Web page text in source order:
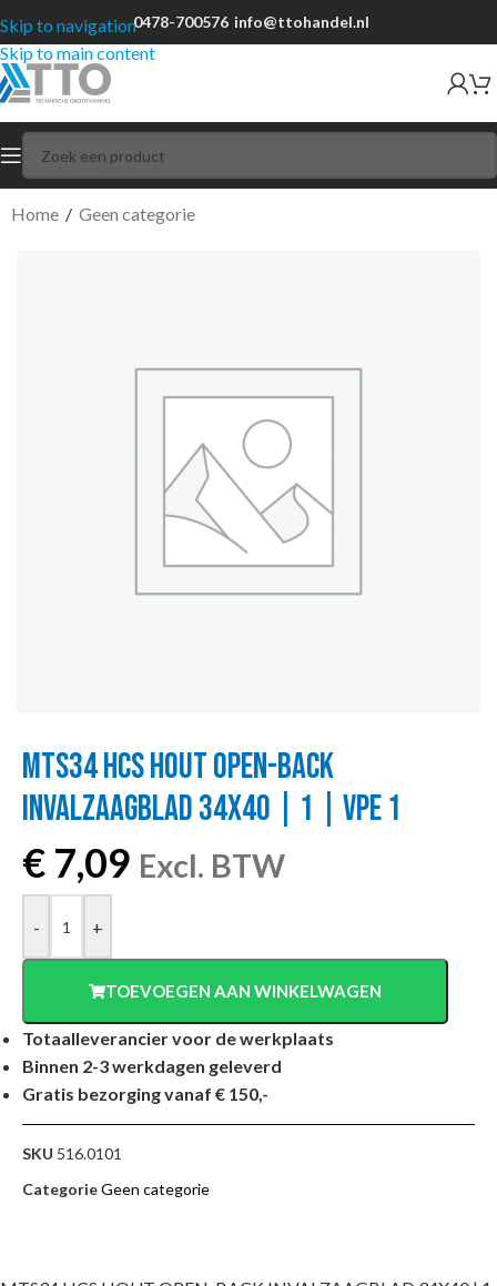
Skip to navigation
Skip to main content
0478-700576 info@ttohandel.nl
Home / Geen categorie
MTS34 HCS HOUT OPEN-BACK
INVALZAAGBLAD 34X40 | 1 | VPE 1
€ 7,09 Excl. BTW
- +
TOEVOEGEN AAN WINKELWAGEN
Totaalleverancier voor de werkplaats
Binnen 2-3 werkdagen geleverd
Gratis bezorging vanaf € 150,-
SKU 516.0101
CategorieGeen categorie